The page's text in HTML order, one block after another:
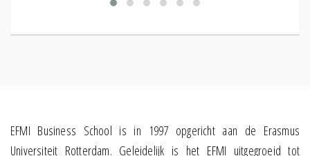
EFMI Business School is in 1997 opgericht aan de Erasmus
Universiteit Rotterdam. Geleidelijk is het EFMI uitgegroeid tot